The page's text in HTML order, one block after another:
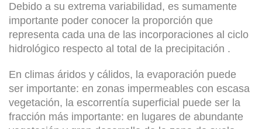
Debido a su extrema variabilidad, es sumamente
importante poder conocer la proporción que
representa cada una de las incorporaciones al ciclo
hidrológico respecto al total de la precipitación .
En climas áridos y cálidos, la evaporación puede
ser importante: en zonas impermeables con escasa
vegetación, la escorrentía superficial puede ser la
fracción más importante: en lugares de abundante